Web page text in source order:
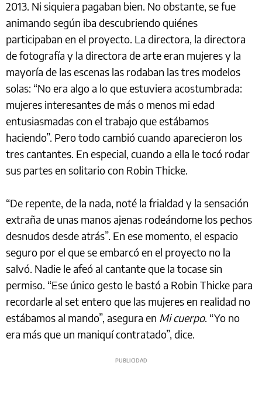
2013. Ni siquiera pagaban bien. No obstante, se fue
animando según iba descubriendo quiénes
participaban en el proyecto. La directora, la directora
de fotografía y la directora de arte eran mujeres y la
mayoría de las escenas las rodaban las tres modelos
solas: “No era algo a lo que estuviera acostumbrada:
mujeres interesantes de más o menos mi edad
entusiasmadas con el trabajo que estábamos
haciendo”. Pero todo cambió cuando aparecieron los
tres cantantes. En especial, cuando a ella le tocó rodar
sus partes en solitario con Robin Thicke.
“De repente, de la nada, noté la frialdad y la sensación
extraña de unas manos ajenas rodeándome los pechos
desnudos desde atrás”. En ese momento, el espacio
seguro por el que se embarcó en el proyecto no la
salvó. Nadie le afeó al cantante que la tocase sin
permiso. “Ese único gesto le bastó a Robin Thicke para
recordarle al set entero que las mujeres en realidad no
estábamos al mando”, asegura en Mi cuerpo. “Yo no
era más que un maniquí contratado”, dice.